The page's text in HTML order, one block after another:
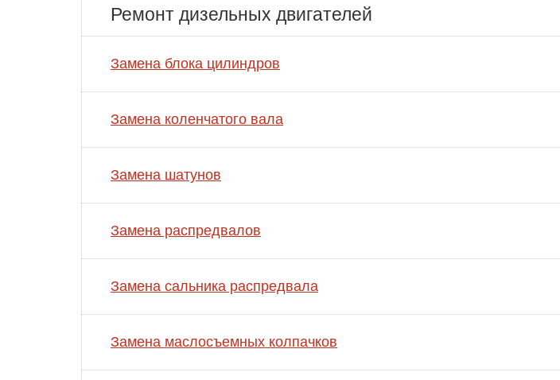
Ремонт дизельных двигателей
Замена блока цилиндров
Замена коленчатого вала
Замена шатунов
Замена распредвалов
Замена сальника распредвала
Замена маслосъемных колпачков